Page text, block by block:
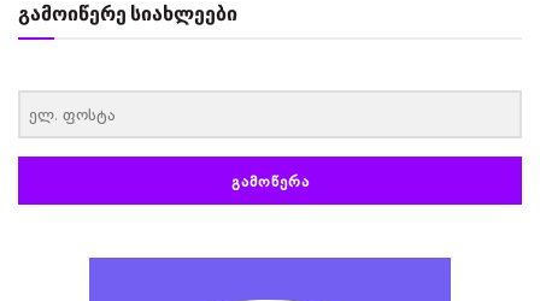
გამოიწერე სიახლეები
ᲒᲐᲛᲝᲬᲔᲠᲐ